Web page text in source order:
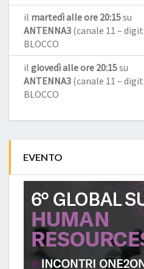
il martedì alle ore 20:15su
ANTENNA3 (canale 11 –
BLOCCO
il giovedì alle ore 20:15su
ANTENNA3 (canale 11 –
BLOCCO
EVENTO